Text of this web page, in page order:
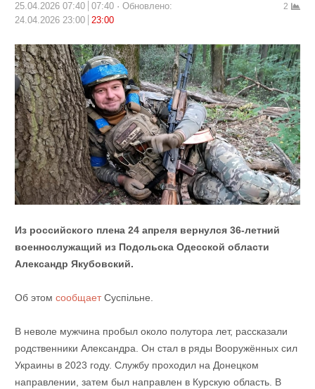
25.04.2026 07:40 07:40
Обновлено:
24.04.2026 23:00
23:00
2
Из российского плена 24 апреля вернулся 36-летний
военнослужащий из Подольска Одесской области
Александр Якубовский.
Об этом сообщаетСуспільне.
В неволе мужчина пробыл около полутора лет, рассказали
родственники Александра. Он стал в ряды Вооружённых сил
Украины в 2023 году. Службу проходил на Донецком
направлении, затем был направлен в Курскую область. В